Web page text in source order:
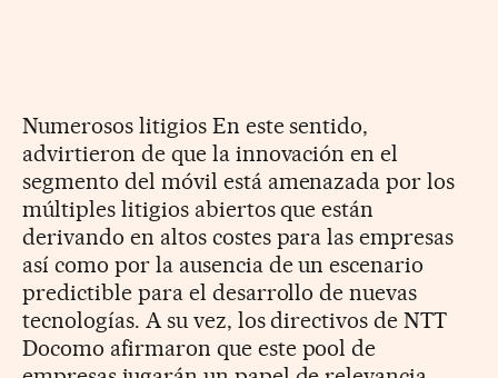
Numerosos litigios En este sentido,
advirtieron de que la innovación en el
segmento del móvil está amenazada por los
múltiples litigios abiertos que están
derivando en altos costes para las empresas
así como por la ausencia de un escenario
predictible para el desarrollo de nuevas
tecnologías. A su vez, los directivos de NTT
Docomo afirmaron que este pool de